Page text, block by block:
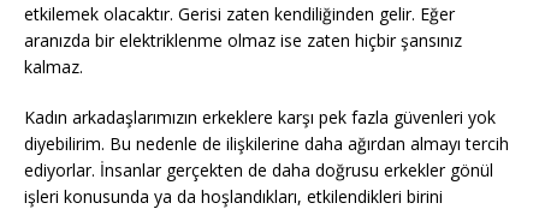
etkilemek olacaktır. Gerisi zaten kendiliğinden gelir. Eğer
aranızda bir elektriklenme olmaz ise zaten hiçbir şansınız
kalmaz.
Kadın arkadaşlarımızın erkeklere karşı pek fazla güvenleri yok
diyebilirim. Bu nedenle de ilişkilerine daha ağırdan almayı tercih
ediyorlar. İnsanlar gerçekten de daha doğrusu erkekler gönül
işleri konusunda ya da hoşlandıkları, etkilendikleri birini